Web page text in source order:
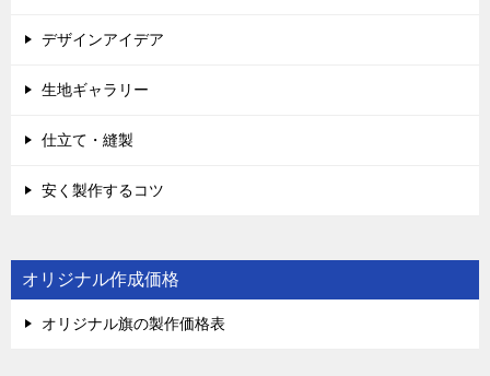
デザインアイデア
生地ギャラリー
仕立て・縫製
安く製作するコツ
オリジナル作成価格
オリジナル旗の製作価格表